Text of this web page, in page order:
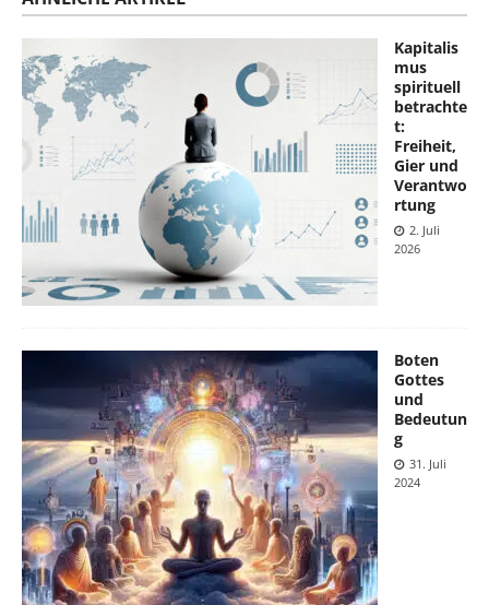
Kapitalis
mus
spirituell
betrachte
t:
Freiheit,
Gier und
Verantwo
rtung
2. Juli
2026
Boten
Gottes
und
Bedeutun
g
31. Juli
2024